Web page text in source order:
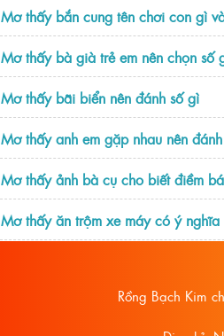
Mơ thấy bắn cung tên chơi con gì
Mơ thấy bà già trẻ em nên chọn số
Mơ thấy bãi biển nên đánh số gì
Mơ thấy anh em gặp nhau nên
Mơ thấy ảnh bà cụ cho biết điềm
Mơ thấy ăn trộm xe máy có ý
Rồng Bạch Kim